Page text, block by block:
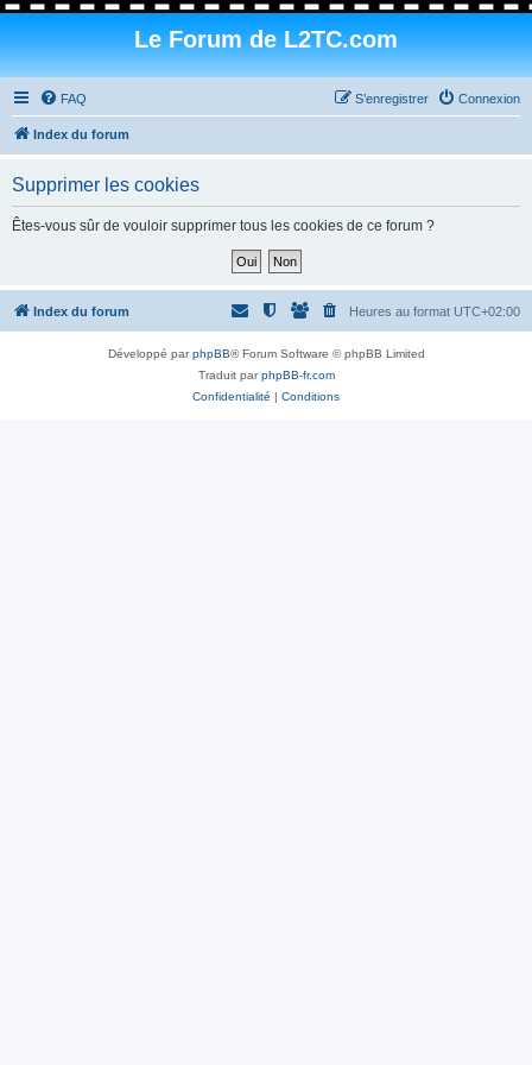
Le Forum de L2TC.com
FAQ Connexion
S’enregistrer
Index du forum
Supprimer les cookies
Êtes-vous sûr de vouloir supprimer tous les cookies de ce forum ?
Index du forum Heures au format UTC+02:00
Développé parphpBB® Forum Software © phpBB Limited
Traduit parphpBB-fr.com
Confidentialité | Conditions